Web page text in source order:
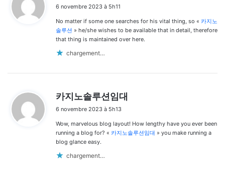
t
:
6 novembre 2023 à 5h11
No matter if some one searches for his vital thing, so « 카지노
솔루션 » he/she wishes to be available that in detail, therefore
that thing is maintained over here.
chargement…
카지노솔루션임대
:
6 novembre 2023 à 5h13
Wow, marvelous blog layout! How lengthy have you ever been
running a blog for? « 카지노솔루션임대 » you make running a
blog glance easy.
chargement…